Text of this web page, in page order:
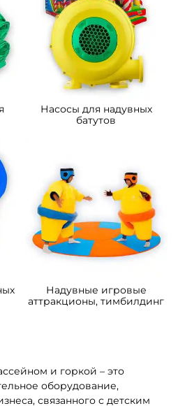
Насосы для надувных
батутов
Надувные игровые
аттракционы, тимбилдинг
и горкой – это
оборудование,
связанного с детским